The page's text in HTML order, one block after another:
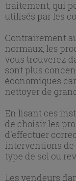
traitement, qui
utilisés par les
Contrairement
normaux, les
vous trouverez
sont plus
économiques
nettoyer de
En lisant ces
de choisir les
d'effectuer
interventions de
type de sol ou
Les vendeurs